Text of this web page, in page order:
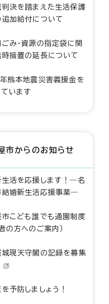
判決を踏まえた生活保護
加給付について
み・資源の指定袋に関
措置の延長について
熊本地震災害義援金を
います
市からのお知らせ
生活を応援します！―名
結婚新生活応援事業―
市こども誰でも通園制度
の方へのご案内）
城現天守閣の記録を募集
予防しましょう！